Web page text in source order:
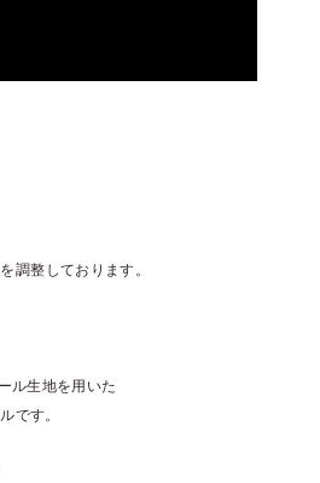
調整しております。
ル生地を用いた
です。